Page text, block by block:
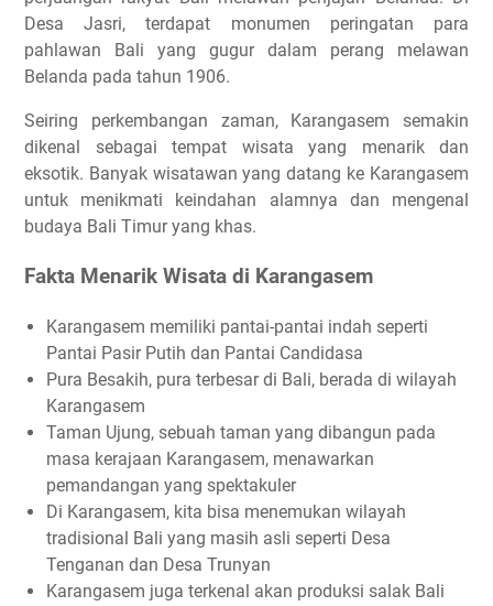
Desa Jasri, terdapat monumen peringatan para
pahlawan Bali yang gugur dalam perang melawan
Belanda pada tahun 1906.
Seiring perkembangan zaman, Karangasem semakin
dikenal sebagai tempat wisata yang menarik dan
eksotik. Banyak wisatawan yang datang ke Karangasem
untuk menikmati keindahan alamnya dan mengenal
budaya Bali Timur yang khas.
Fakta Menarik Wisata di Karangasem
Karangasem memiliki pantai-pantai indah seperti
Pantai Pasir Putih dan Pantai Candidasa
Pura Besakih, pura terbesar di Bali, berada di wilayah
Karangasem
Taman Ujung, sebuah taman yang dibangun pada
masa kerajaan Karangasem, menawarkan
pemandangan yang spektakuler
Di Karangasem, kita bisa menemukan wilayah
tradisional Bali yang masih asli seperti Desa
Tenganan dan Desa Trunyan
Karangasem juga terkenal akan produksi salak Bali